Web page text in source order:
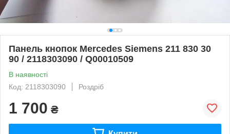
Панель кнопок Mercedes Siemens 211 830 30
90 / 2118303090 / Q00010509
В наявності
Код: 2118303090
Роздріб
1 700 ₴